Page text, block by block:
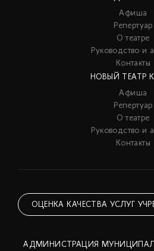
Афиша
Репертуар
О театре
Руководство и
Контакты
НОВЫЙ ТЕАТР
Афиша
Репертуар
О театре
Руководство и
Контакты
ОЦЕНКА КАЧЕСТВА УСЛУГ
АДМИНИСТРАЦИЯ